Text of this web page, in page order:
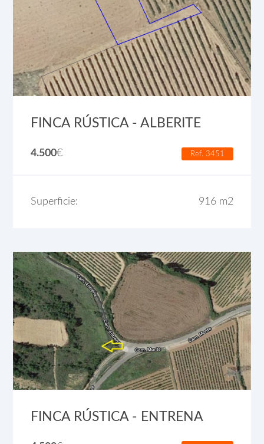
FINCA RÚSTICA - ALBERITE
4.500€ Ref. 3451
Superficie: 916 m2
FINCA RÚSTICA - ENTRENA